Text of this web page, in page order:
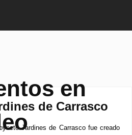
en
de Carrasco
Jardines de Carrasco fue creado